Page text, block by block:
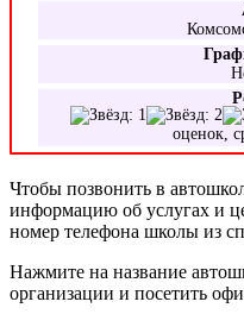
оценок,
Чтобы позвонить в
информацию об услугах и
номер телефона школы из
Нажмите на название
организации и посетить